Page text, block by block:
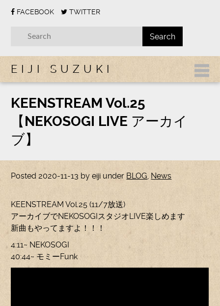
FACEBOOK TWITTER
EIJI SUZUKI
KEENSTREAM Vol.25
【NEKOSOGI LIVE アーカイ
ブ】
Posted2020-11-13 byeiji under BLOG, News
KEENSTREAM Vol.25 (11/7放送)
アーカイブでNEKOSOGIスタジオLIVE楽しめます
新曲もやってますよ！！！
4:11~ NEKOSOGI
40:44~ モミーFunk